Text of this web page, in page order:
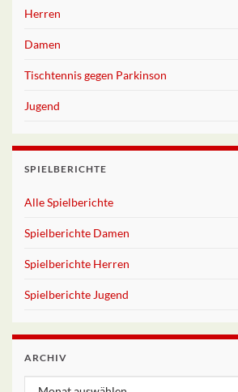
Herren
Damen
Tischtennis gegen Parkinson
Jugend
SPIELBERICHTE
Alle Spielberichte
Spielberichte Damen
Spielberichte Herren
Spielberichte Jugend
ARCHIV
Archiv